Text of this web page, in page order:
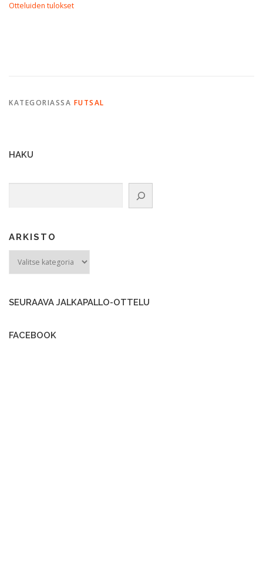
Otteluiden tulokset
KATEGORIASSA FUTSAL
HAKU
ARKISTO
SEURAAVA JALKAPALLO-OTTELU
FACEBOOK